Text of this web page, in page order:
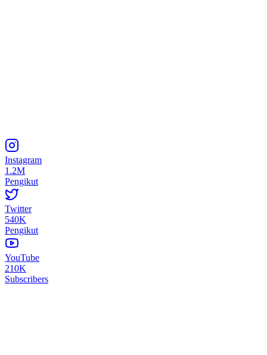
Instagram
1.2M
Pengikut
Twitter
540K
Pengikut
YouTube
210K
Subscribers